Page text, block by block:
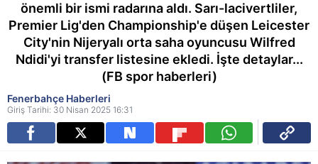
önemli bir ismi radarına aldı. Sarı-lacivertliler,
Premier Lig'den Championship'e düşen Leicester
City'nin Nijeryalı orta saha oyuncusu Wilfred
Ndidi'yi transfer listesine ekledi. İşte detaylar...
(FB spor haberleri)
Fenerbahçe Haberleri
Giriş Tarihi: 30 Nisan 2025 16:31